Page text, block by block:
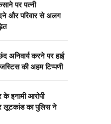
पर पत्नी
और परिवार से अलग
अनिवार्य करने पर हाई
की अहम टिप्पणी
के इनामी आरोपी
लूटकांड का पुलिस ने